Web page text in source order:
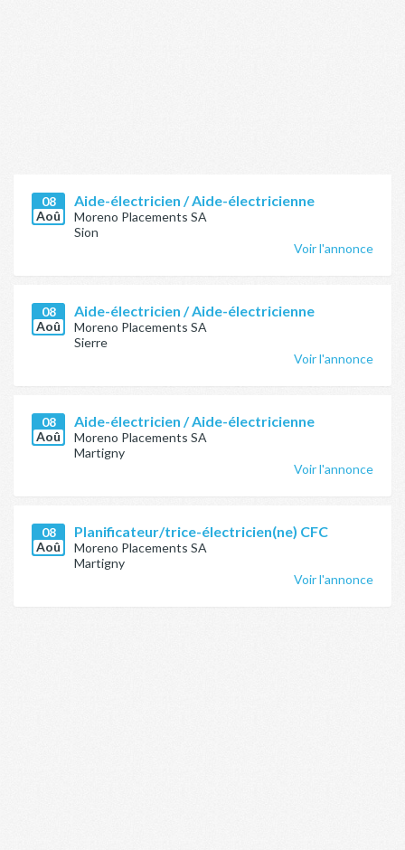
08
Aoû
Aide-électricien / Aide-électricienne
Moreno Placements SA
Sion
Voir l'annonce
08
Aoû
Aide-électricien / Aide-électricienne
Moreno Placements SA
Sierre
Voir l'annonce
08
Aoû
Aide-électricien / Aide-électricienne
Moreno Placements SA
Martigny
Voir l'annonce
08
Aoû
Planificateur/trice-électricien(ne) CFC
Moreno Placements SA
Martigny
Voir l'annonce